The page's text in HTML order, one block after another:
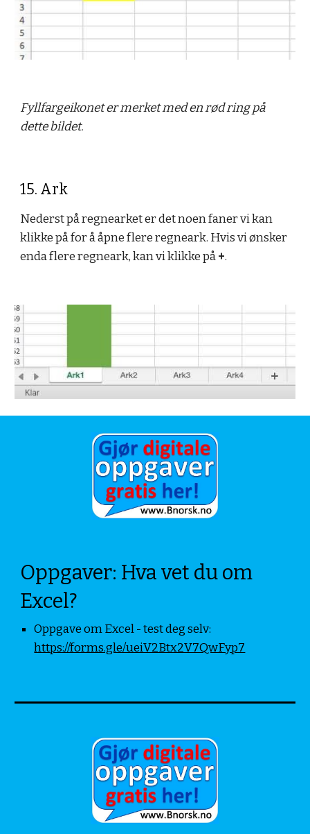
Fyllfargeikonet er merket med en rød ring på
dette bildet.
15. Ark
Nederst på regnearket er det noen faner vi kan
klikke på for å åpne flere regneark. Hvis vi ønsker
enda flere regneark, kan vi klikke på +.
Oppgaver: Hva vet du om
Excel?
https://forms.gle/ueiV2Btx2V7QwFyp7